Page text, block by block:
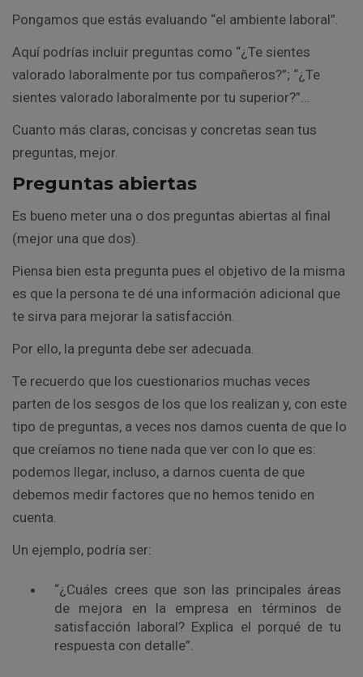
Pongamos que estás evaluando “el ambiente laboral”.
Aquí podrías incluir preguntas como “¿Te sientes
valorado laboralmente por tus compañeros?”; “¿Te
sientes valorado laboralmente por tu superior?”…
Cuanto más claras, concisas y concretas sean tus
preguntas, mejor.
Preguntas abiertas
Es bueno meter una o dos preguntas abiertas al final
(mejor una que dos).
Piensa bien esta pregunta pues el objetivo de la misma
es que la persona te dé una información adicional que
te sirva para mejorar la satisfacción.
Por ello, la pregunta debe ser adecuada.
Te recuerdo que los cuestionarios muchas veces
parten de los sesgos de los que los realizan y, con este
tipo de preguntas, a veces nos damos cuenta de que lo
que creíamos no tiene nada que ver con lo que es:
podemos llegar, incluso, a darnos cuenta de que
debemos medir factores que no hemos tenido en
cuenta.
Un ejemplo, podría ser:
“¿Cuáles crees que son las principales áreas
de mejora en la empresa en términos de
satisfacción laboral? Explica el porqué de tu
respuesta con detalle”.